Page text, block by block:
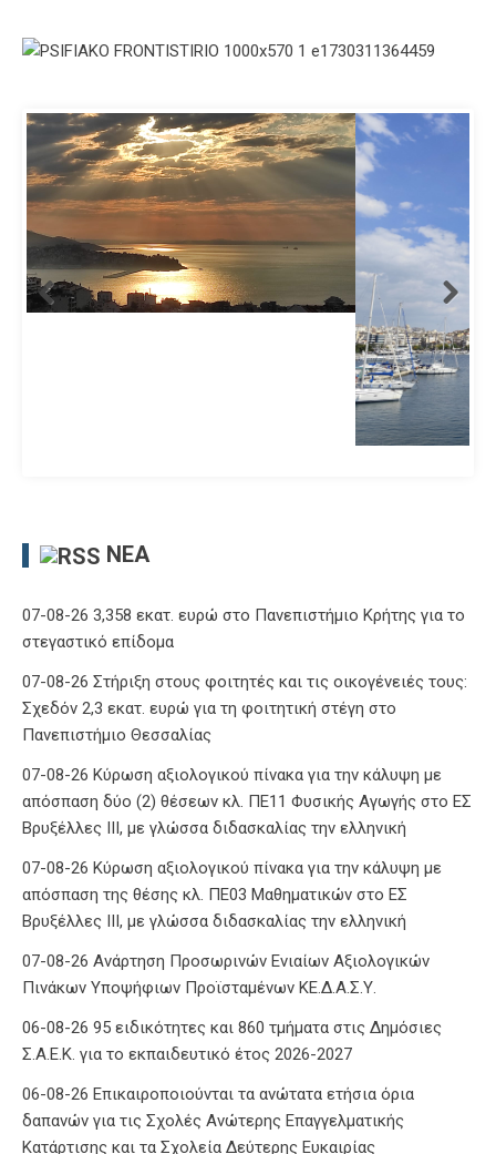
ΝΈΑ
07-08-26 3,358 εκατ. ευρώ στο Πανεπιστήμιο Κρήτης για το
στεγαστικό επίδομα
07-08-26 Στήριξη στους φοιτητές και τις οικογένειές τους:
Σχεδόν 2,3 εκατ. ευρώ για τη φοιτητική στέγη στο
Πανεπιστήμιο Θεσσαλίας
07-08-26 Κύρωση αξιολογικού πίνακα για την κάλυψη με
απόσπαση δύο (2) θέσεων κλ. ΠΕ11 Φυσικής Αγωγής στο ΕΣ
Βρυξέλλες ΙΙΙ, με γλώσσα διδασκαλίας την ελληνική
07-08-26 Κύρωση αξιολογικού πίνακα για την κάλυψη με
απόσπαση της θέσης κλ. ΠΕ03 Μαθηματικών στο ΕΣ
Βρυξέλλες ΙΙΙ, με γλώσσα διδασκαλίας την ελληνική
07-08-26 Ανάρτηση Προσωρινών Ενιαίων Αξιολογικών
Πινάκων Υποψήφιων Προϊσταμένων ΚΕ.Δ.Α.Σ.Υ.
06-08-26 95 ειδικότητες και 860 τμήματα στις Δημόσιες
Σ.Α.Ε.Κ. για το εκπαιδευτικό έτος 2026-2027
06-08-26 Επικαιροποιούνται τα ανώτατα ετήσια όρια
δαπανών για τις Σχολές Ανώτερης Επαγγελματικής
Κατάρτισης και τα Σχολεία Δεύτερης Ευκαιρίας